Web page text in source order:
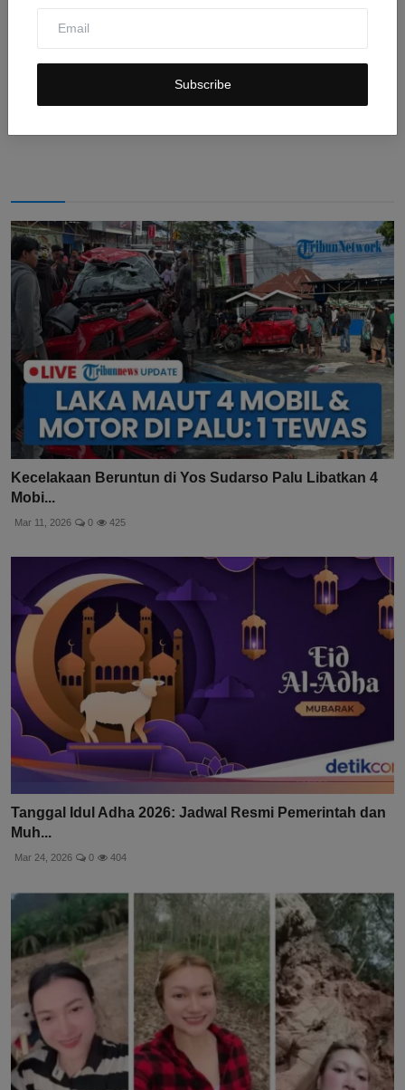
Subscribe
Kecelakaan Beruntun di Yos Sudarso Palu Libatkan 4
Mobi...
Mar 11, 2026 0 425
Tanggal Idul Adha 2026: Jadwal Resmi Pemerintah dan
Muh...
Mar 24, 2026 0 404